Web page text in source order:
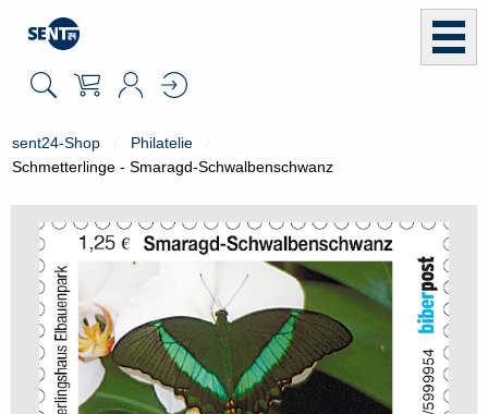
sent24-Shop
Philatelie
Schmetterlinge - Smaragd-Schwalbenschwanz